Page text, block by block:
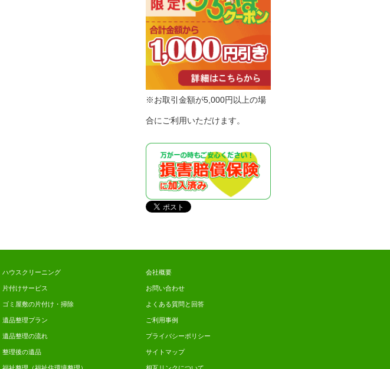
※お取引金額が5,000円以上の場
合にご利用いただけます。
ハウスクリーニング
片付けサービス
ゴミ屋敷の片付け・掃除
遺品整理プラン
遺品整理の流れ
整理後の遺品
福祉整理（福祉住環境整理）
会社概要
お問い合わせ
よくある質問と回答
ご利用事例
プライバシーポリシー
サイトマップ
相互リンクについて